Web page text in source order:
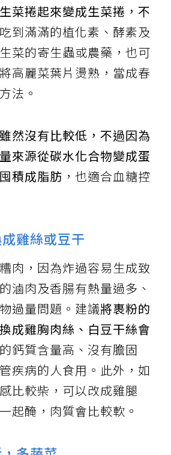
菜捲起來變成生菜捲，不
到滿滿的植化素、酵素及
菜的寄生蟲或農藥，也可
高麗菜葉片燙熟，當成春
法。
然沒有比較低，不過因為
來源從碳水化合物變成蛋
積成脂肪 ，也適合血糖控
雞絲或豆干
肉，因為炸過容易生成致
滷肉及香腸有熱量過多、
過量問題。建議將裹粉的
成雞胸肉絲、白豆干絲會
鈣質含量高、沒有膽固
疾病的人食用。此外，如
比較柴，可以改成雞腿
起醃，肉質會比較軟。